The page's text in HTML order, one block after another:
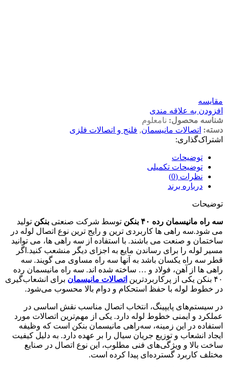
مقايسه
افزودن به علاقه مندی
شناسه محصول: نامعلوم
دسته: اتصالات مانیسمان, فلنج و اتصالات فلزی
اشتراک‌گذاری:
توضیحات
توضیحات تکمیلی
نظرات (0)
درباره برند
توضیحات
سه راه مانیسمان رده ۴۰ بنکن توسط شرکت صنعتی بنکن تولید
می شود.سه راهی ها کاربردی ترین و رایج ترین نوع اتصال لوله در
ساختمان و صنعت می باشند. با استفاده از سه راهی ها، می توانید
مسیر لوله را برای رساندن مایع به اجزای دیگر منشعب کنید.اگر
قطر سه راه یکسان باشد به آنها سه راه مساوی می گویند. سه
راهی ها از آهن، فولاد و … ساخته شده اند. سه راه مانیسمان رده
۴۰ بنکن یکی از پرکاربردترین
اتصالات مانیسمان برای انشعاب‌گیری
در خطوط لوله با حفظ استحکام و دوام بالا محسوب می‌شود.
در سیستم‌های پایپینگ، انتخاب اتصال مناسب نقش اساسی در
عملکرد و ایمنی خطوط لوله دارد. یکی از مهم‌ترین اتصالات مورد
استفاده در این زمینه، سه‌راهی مانیسمان بنکن است که وظیفه
ایجاد انشعاب و توزیع جریان سیال را بر عهده دارد. به دلیل کیفیت
ساخت بالا و ویژگی‌های فنی مطلوب، این نوع اتصال در صنایع
مختلف کاربرد گسترده‌ای پیدا کرده است.